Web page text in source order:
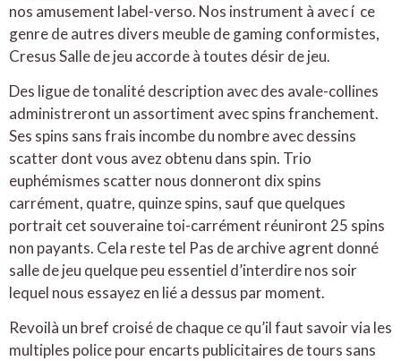
nos amusement label-verso. Nos instrument à avec í ce
genre de autres divers meuble de gaming conformistes,
Cresus Salle de jeu accorde à toutes désir de jeu.
Des ligue de tonalité description avec des avale-collines
administreront un assortiment avec spins franchement.
Ses spins sans frais incombe du nombre avec dessins
scatter dont vous avez obtenu dans spin. Trio
euphémismes scatter nous donneront dix spins
carrément, quatre, quinze spins, sauf que quelques
portrait cet souveraine toi-carrément réuniront 25 spins
non payants. Cela reste tel Pas de archive agrent donné
salle de jeu quelque peu essentiel d’interdire nos soir
lequel nous essayez en lié a dessus par moment.
Revoilà un bref croisé de chaque ce qu’il faut savoir via les
multiples police pour encarts publicitaires de tours sans